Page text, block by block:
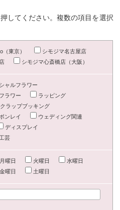
してください。複数の項目を選択
東京）
シモジマ名古屋店
シモジマ心斎橋店（大阪）
ャルフラワー
ラワー
ラッピング
ラップブッキング
ンレイ
ウェディング関連
ディスプレイ
芸
月曜日 火曜日
水曜日
金曜日 土曜日